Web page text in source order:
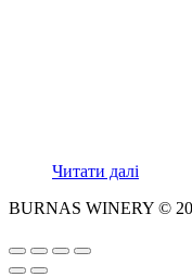
Читати далі
BURNAS WINERY ©